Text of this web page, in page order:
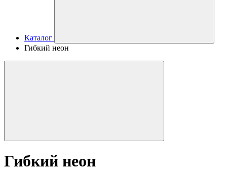
Каталог
Гибкий неон
Гибкий неон